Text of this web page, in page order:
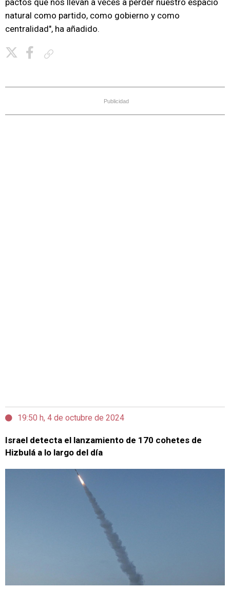
pactos que nos llevan a veces a perder nuestro espacio
natural como partido, como gobierno y como
centralidad", ha añadido.
Publicidad
19:50 h, 4 de octubre de 2024
Israel detecta el lanzamiento de 170 cohetes de
Hizbulá a lo largo del día